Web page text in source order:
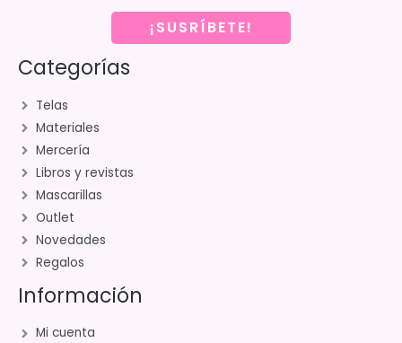
¡SUSRÍBETE!
Categorías
Telas
Materiales
Mercería
Libros y revistas
Mascarillas
Outlet
Novedades
Regalos
Información
Mi cuenta